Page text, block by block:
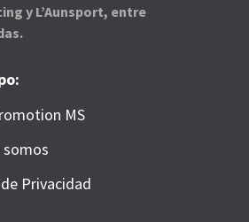
y L’Aunsport, entre
MS
somos
Privacidad